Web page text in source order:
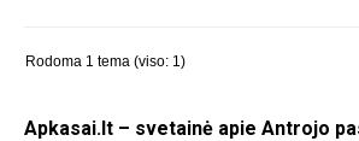
Rodoma 1 tema (viso: 1)
Apkasai.lt – svetainė apie Antrojo